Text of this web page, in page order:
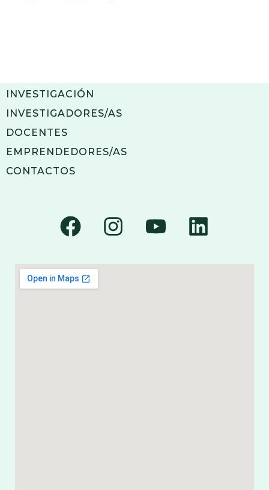
INVESTIGACIÓN
INVESTIGADORES/AS
DOCENTES
EMPRENDEDORES/AS
CONTACTOS